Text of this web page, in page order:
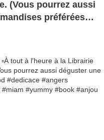
(Vous pourrez aussi
préférées)
#yummy #book